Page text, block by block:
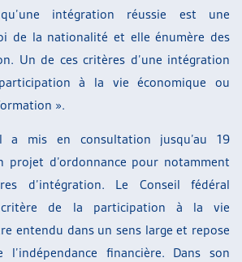
intégration réussie est une
de la nationalité et elle énumère des
Un de ces critères d’une intégration
à la vie économique ou
».
a mis en consultation jusqu’au 19
projet d’ordonnance pour notamment
d’intégration. Le Conseil fédéral
de la participation à la vie
entendu dans un sens large et repose
financière. Dans son